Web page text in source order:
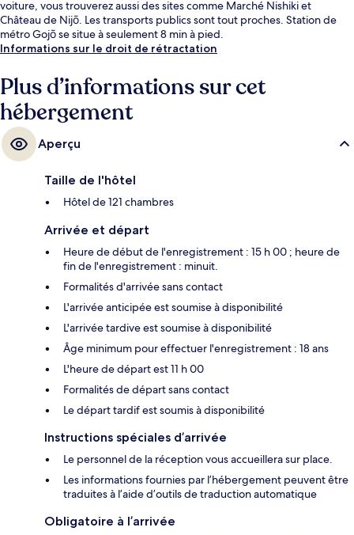
voiture, vous trouverez aussi des sites comme Marché Nishiki et
Château de Nijō. Les transports publics sont tout proches. Station de
métro Gojō se situe à seulement 8 min à pied.
Informations sur le droit de rétractation
Plus d’informations sur cet
hébergement
Aperçu
Taille de l'hôtel
Hôtel de 121 chambres
Arrivée et départ
Heure de début de l'enregistrement : 15 h 00 ; heure de
fin de l'enregistrement : minuit.
Formalités d'arrivée sans contact
L'arrivée anticipée est soumise à disponibilité
L'arrivée tardive est soumise à disponibilité
Âge minimum pour effectuer l'enregistrement : 18 ans
L'heure de départ est 11 h 00
Formalités de départ sans contact
Le départ tardif est soumis à disponibilité
Instructions spéciales d’arrivée
Le personnel de la réception vous accueillera sur place.
Les informations fournies par l’hébergement peuvent être
traduites à l’aide d’outils de traduction automatique
Obligatoire à l’arrivée